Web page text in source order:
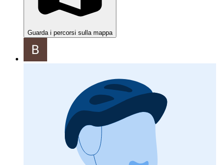
Guarda i percorsi sulla mappa